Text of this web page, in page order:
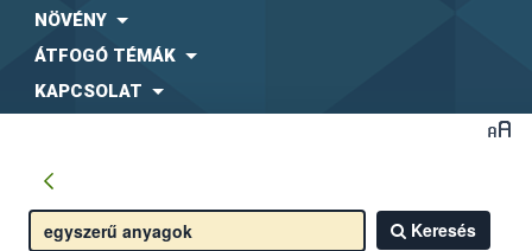
NÖVÉNY
ÁTFOGÓ TÉMÁK
KAPCSOLAT
Keresés